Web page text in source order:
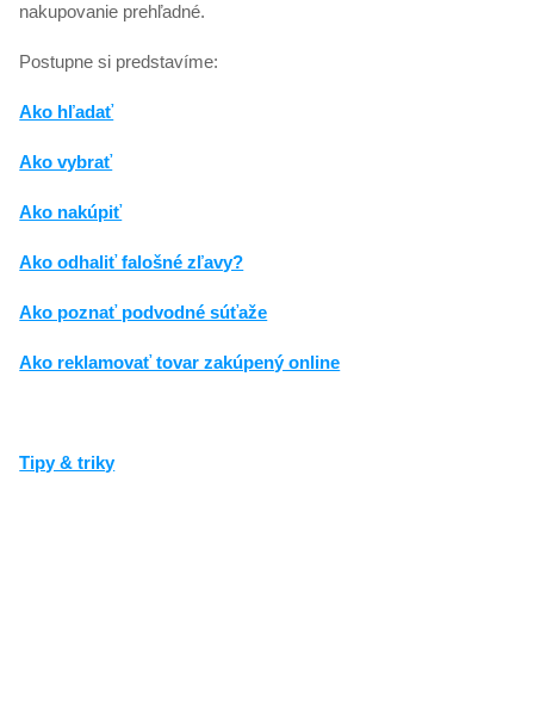
nakupovanie prehľadné.
Postupne si predstavíme:
Ako hľadať
Ako vybrať
Ako nakúpiť
Ako odhaliť falošné zľavy?
Ako poznať podvodné súťaže
Ako reklamovať tovar zakúpený online
Tipy & triky